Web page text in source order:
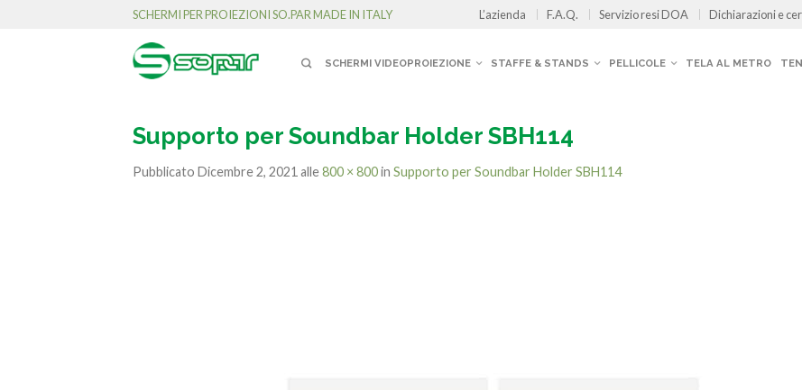
SCHERMI PER PROIEZIONI SO.PAR MADE IN ITALY L’azienda F.A.Q. Servizio resi DOA Dichiarazioni e
SCHERMI VIDEOPROIEZIONE STAFFE & STANDS PELLICOLE TELA AL METRO
Supporto per Soundbar Holder SBH114
Pubblicato Dicembre 2, 2021 alle800 × 800in Supporto per Soundbar Holder SBH114